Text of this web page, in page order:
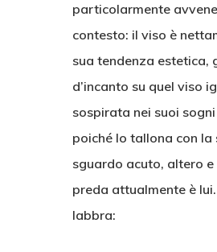
particolarmente
contesto: il viso è
sua tendenza estetica,
d’incanto su quel viso
sospirata nei suoi
poiché lo tallona con la
sguardo acuto, altero
preda attualmente è
labbra: